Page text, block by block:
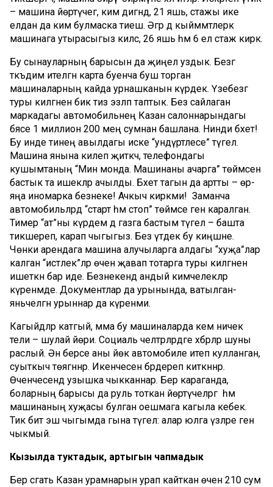
– машина йөртүчегә, ким дигәндә, 21 яшь, стажы ике
елдан да ким булмаска тиеш. Әгәр дә кыйммәтлерәк
машинага утырасыгыз килсә, 26 яшь һәм 6 ел стаж кирәк.
Бу сынауларның барысын да җиңел уздык. Безгә
тәкъдим ителгән карта буенча буш торган
машиналарның кайда урнашканын күрдек. Үзебезгә
туры килгәнен бик тиз эзләп таптык. Без сайлаган
маркадагы автомобильнең Казан салоннарындагы
бәясе 1 миллион 200 мең сумнан башлана. Нинди бәхет!
Бу инде әтинең авылдагы иске “ундүртлесе” түгел.
Машина янына килеп җиткәч, телефондагы
кушымтаның “Мин монда. Машинаны ачарга” төймәсенә
бастык та ишекләр ачылды. Бәхет тагын да артты – өр-
яңа иномарка безнеке! Ачкыч кирәкми! Заманча
автомобильләрдә “старт һәм стоп” төймәсе генә каралган.
Тимер “ат”ны күрдем дә газга бастым түгел – башта
тикшереп, карап чыгыгыз. Без үтәдек бу киңәшне.
Чөнки арендага машина алучыларга алдагы “хуҗа”лар
калган “истәлек”ләр өчен җавап тотарга туры килгәнен
ишеткән бар иде. Безнекендә андый кимчелекләр
күренмәде. Документлар да урынында, ватылган-
яньчелгән урыннар да күренми.
Кагыйдәләр катгый, әмма бу машиналарда кем ничек
тели – шулай йөри. Социаль челтәрләрдәге хәбәрләр шуны
раслый. Әнә берсе аны йөк автомобиле итеп кулланган,
суыткыч төягәннәр. Икенчесен бәрдереп киткәннәр.
Өченчесендә узышка чыкканнар. Бер караганда,
боларның барысы да руль тоткан йөртүчеләргә һәм
машинаның хуҗасы булган оешмага кагыла кебек.
Тик бит эш чыгымда гына түгел: алар юлга үзләре генә
чыкмый.
Кызылда туктадык, артыгын чапмадык
Бер сәгать Казан урамнарын урап кайткан өчен 210 сум